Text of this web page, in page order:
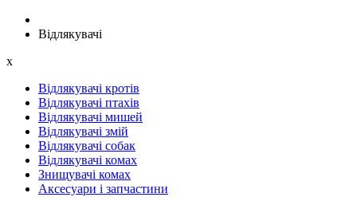
Відлякувачі
x
Відлякувачі кротів
Відлякувачі птахів
Відлякувачі мишей
Відлякувачі змій
Відлякувачі собак
Відлякувачі комах
Знищувачі комах
Аксесуари і запчастини